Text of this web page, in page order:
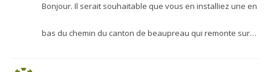
Bonjour. Il serait souhaitable que vous en installiez une en
bas du chemin du canton de beaupreau qui remonte sur…